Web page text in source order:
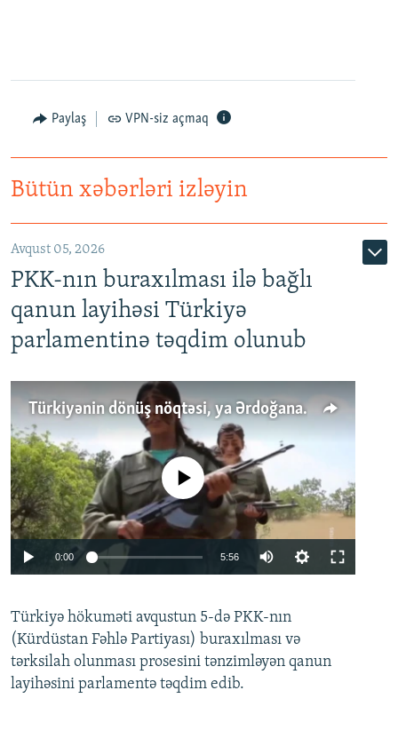
Paylaş VPN-siz açmaq
Bütün xəbərləri izləyin
Avqust 05, 2026
PKK-nın buraxılması ilə bağlı
qanun layihəsi Türkiyə
parlamentinə təqdim olunub
Türkiyənin dönüş nöqtəsi, ya Ərdoğana üçüncü şans: PKK ilə qəfil barışıq nə deməkdir?
Auto 240p 360p 480p
720p 1080p
No media source currently available
0:00 5:56
360p
480p
Türkiyə hökuməti avqustun 5-də PKK-nın
(Kürdüstan Fəhlə Partiyası) buraxılması və
tərksilah olunması prosesini tənzimləyən qanun
layihəsini parlamentə təqdim edib.